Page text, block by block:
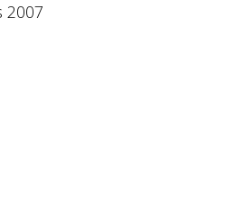
2007